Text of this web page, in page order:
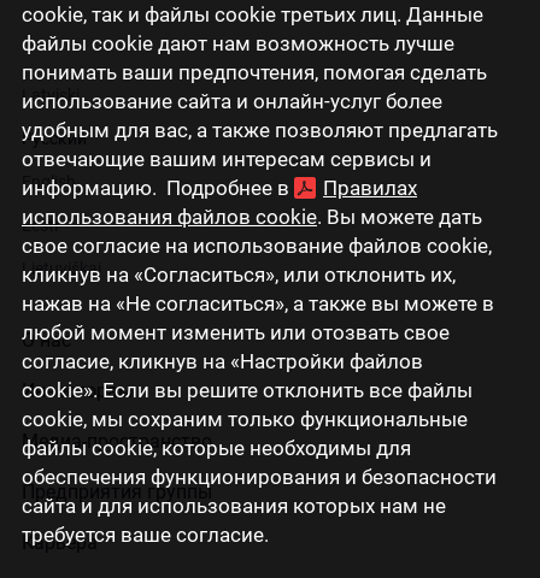
cookie, так и файлы cookie третьих лиц. Данные
файлы cookie дают нам возможность лучше
понимать ваши предпочтения, помогая сделать
использование сайта и онлайн-услуг более
удобным для вас, а также позволяют предлагать
отвечающие вашим интересам сервисы и
информацию. Подробнее в
Правилах
использования файлов cookie. Вы можете дать
свое согласие на использование файлов cookie,
кликнув на «Согласиться», или отклонить их,
нажав на «Не согласиться», а также вы можете в
любой момент изменить или отозвать свое
согласие, кликнув на «Настройки файлов
cookie». Если вы решите отклонить все файлы
cookie, мы сохраним только функциональные
файлы cookie, которые необходимы для
обеспечения функционирования и безопасности
сайта и для использования которых нам не
требуется ваше согласие.
Latviski
Русский
English
Eesti
Lietuviškai
О нас
Инвесторам
Медиа-пространство
Предприятия группы
Карьера